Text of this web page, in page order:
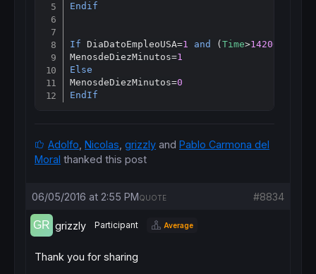
Endif
If DiaDatoEmpleoUSA=1 and (Time>142000
MenosdeDiezMinutos=1
Else
MenosdeDiezMinutos=0
EndIf
Adolfo Nicolas grizzly and Pablo Carmona del
Moral thanked this post
06/05/2016 at 2:55 PM #8834
QUOTE
grizzly Participant Average
Thank you for sharing